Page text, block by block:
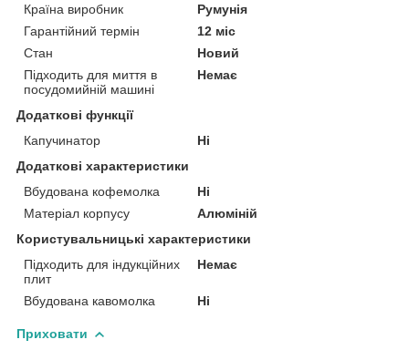
Країна виробник
Румунія
Гарантійний термін
12 міс
Стан
Новий
Підходить для миття в
посудомийній машині
Немає
Додаткові функції
Капучинатор
Ні
Додаткові характеристики
Вбудована кофемолка
Ні
Матеріал корпусу
Алюміній
Користувальницькі характеристики
Підходить для індукційних
плит
Немає
Вбудована кавомолка Ні
Приховати